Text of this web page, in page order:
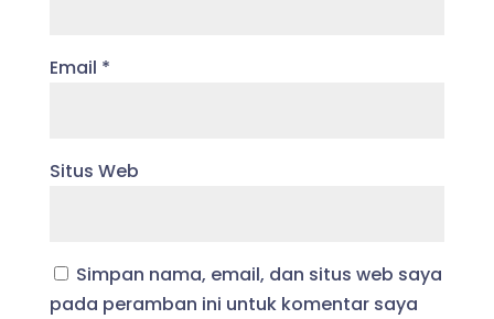
Email *
Situs Web
Simpan nama, email, dan situs web saya
pada peramban ini untuk komentar saya